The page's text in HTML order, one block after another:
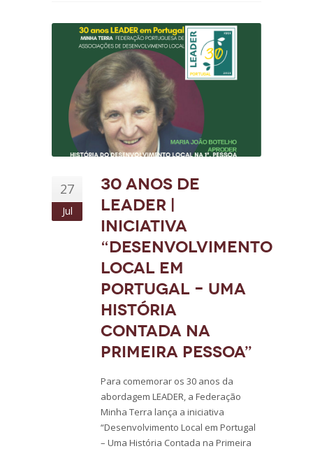
27
Jul
30 anos de
LEADER |
Iniciativa
“Desenvolvimento
Local em
Portugal – Uma
História
Contada na
Primeira Pessoa”
Para comemorar os 30 anos da
abordagem LEADER, a Federação
Minha Terra lança a iniciativa
“Desenvolvimento Local em Portugal
– Uma História Contada na Primeira